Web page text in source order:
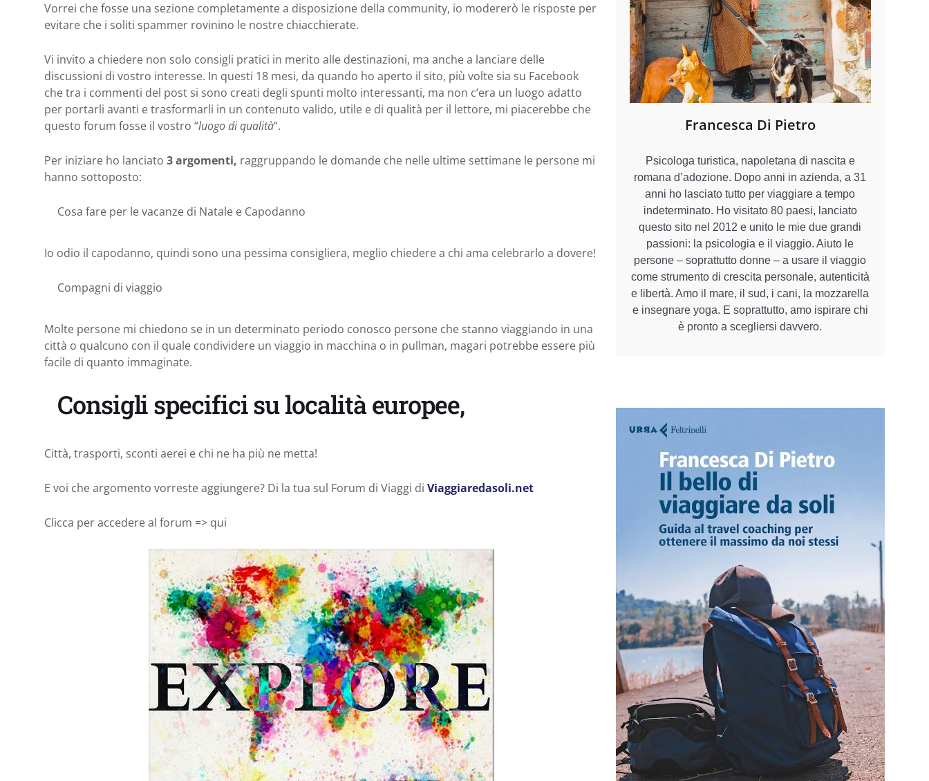
Vorrei che fosse una sezione completamente a disposizione della community, io modererò le risposte per
evitare che i soliti spammer rovinino le nostre chiacchierate.
Vi invito a chiedere non solo consigli pratici in merito alle destinazioni, ma anche a lanciare delle
discussioni di vostro interesse. In questi 18 mesi, da quando ho aperto il sito, più volte sia su Facebook
che tra i commenti del post si sono creati degli spunti molto interessanti, ma non c’era un luogo adatto
per portarli avanti e trasformarli in un contenuto valido, utile e di qualità per il lettore, mi piacerebbe che
questo forum fosse il vostro “luogo di qualità“.
Per iniziare ho lanciato 3 argomenti, raggruppando le domande che nelle ultime settimane le persone mi
hanno sottoposto:
Cosa fare per le vacanze di Natale e Capodanno
Io odio il capodanno, quindi sono una pessima consigliera, meglio chiedere a chi ama celebrarlo a dovere!
Compagni di viaggio
Molte persone mi chiedono se in un determinato periodo conosco persone che stanno viaggiando in una
città o qualcuno con il quale condividere un viaggio in macchina o in pullman, magari potrebbe essere più
facile di quanto immaginate.
Consigli specifici su località europee,
Città, trasporti, sconti aerei e chi ne ha più ne metta!
E voi che argomento vorreste aggiungere? Di la tua sul Forum di Viaggi di Viaggiaredasoli.net
Clicca per accedere al forum => qui
Francesca Di Pietro
Psicologa turistica, napoletana di nascita e
romana d’adozione. Dopo anni in azienda, a 31
anni ho lasciato tutto per viaggiare a tempo
indeterminato. Ho visitato 80 paesi, lanciato
questo sito nel 2012 e unito le mie due grandi
passioni: la psicologia e il viaggio. Aiuto le
persone – soprattutto donne – a usare il viaggio
come strumento di crescita personale, autenticità
e libertà. Amo il mare, il sud, i cani, la mozzarella
e insegnare yoga. E soprattutto, amo ispirare chi
è pronto a scegliersi davvero.